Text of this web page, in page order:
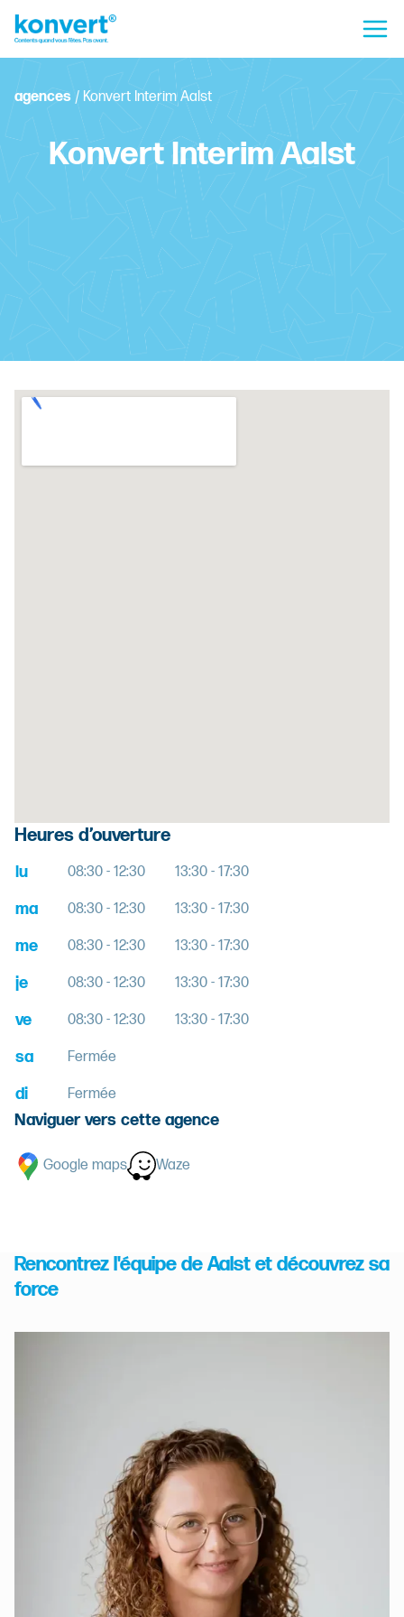
agences / Konvert Interim Aalst
Konvert Interim Aalst
Graanmarkt 7, 9300 Aalst
+32 53 70 42 22
aalst.interim@konvert.be
Planifiez votre entretien personnel
Heures d’ouverture
lu 08:30 - 12:30 13:30 - 17:30
ma 08:30 - 12:30 13:30 - 17:30
me 08:30 - 12:30 13:30 - 17:30
je 08:30 - 12:30 13:30 - 17:30
ve 08:30 - 12:30 13:30 - 17:30
sa Fermée
di Fermée
Naviguer vers cette agence
Google maps Waze
Rencontrez l'équipe de Aalst et découvrez sa
force